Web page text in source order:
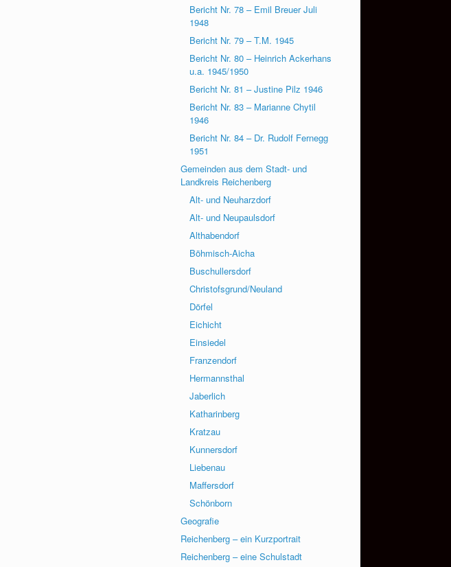
Bericht Nr. 78 – Emil Breuer Juli
1948
Bericht Nr. 79 – T.M. 1945
Bericht Nr. 80 – Heinrich Ackerhans
u.a. 1945/1950
Bericht Nr. 81 – Justine Pilz 1946
Bericht Nr. 83 – Marianne Chytil
1946
Bericht Nr. 84 – Dr. Rudolf Fernegg
1951
Gemeinden aus dem Stadt- und
Landkreis Reichenberg
Alt- und Neuharzdorf
Alt- und Neupaulsdorf
Althabendorf
Böhmisch-Aicha
Buschullersdorf
Christofsgrund/Neuland
Dörfel
Eichicht
Einsiedel
Franzendorf
Hermannsthal
Jaberlich
Katharinberg
Kratzau
Kunnersdorf
Liebenau
Maffersdorf
Schönborn
Geografie
Reichenberg – ein Kurzportrait
Reichenberg – eine Schulstadt